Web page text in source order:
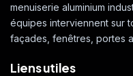
menuiserie aluminium
équipes interviennent sur
façades, fenêtres, portes
Liens utiles